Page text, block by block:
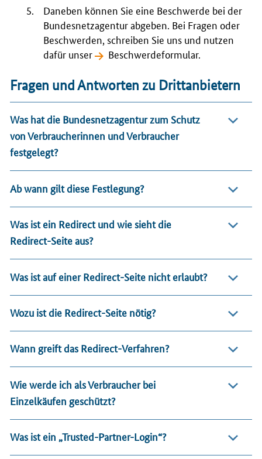
Daneben können Sie eine Beschwerde bei der
Bundesnetzagentur abgeben. Bei Fragen oder
Beschwerden, schreiben Sie uns und nutzen
dafür unser
Beschwerdeformular.
Fragen und Antworten zu Drittanbietern
Was hat die Bundesnetzagentur zum Schutz
von Verbraucherinnen und Verbraucher
festgelegt?
Ab wann gilt diese Festlegung?
Was ist ein Redirect und wie sieht die
Redirect-Seite aus?
Was ist auf einer Redirect-Seite nicht erlaubt?
Wozu ist die Redirect-Seite nötig?
Wann greift das Redirect-Verfahren?
Wie werde ich als Verbraucher bei
Einzelkäufen geschützt?
Was ist ein „Trusted-Partner-Login“?